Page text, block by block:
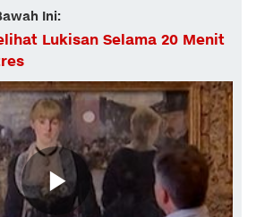
Ini:
Lukisan Selama 20 Menit